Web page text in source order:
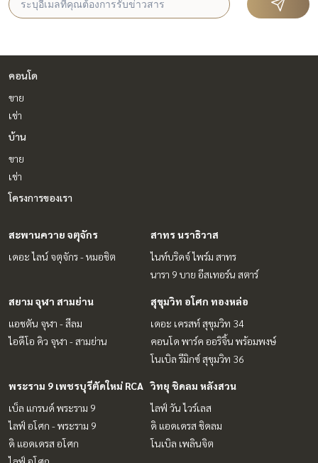
คอนโด
ขาย
เช่า
บ้าน
ขาย
เช่า
โครงการของเรา
สะพานควาย จตุจักร
เดอะ ไลน์ จตุจักร - หมอชิต
สาทร นราธิวาส
ไนท์บริดจ์ ไพร์ม สาทร
นารา 9 บาย อีสเทอร์น สตาร์
สยาม จุฬา สามย่าน
แอชตัน จุฬา - สีลม
ไอดีโอ คิว จุฬา - สามย่าน
สุขุมวิท อโศก ทองหล่อ
เดอะ เครสท์ สุขุมวิท 34
คอนโด พาร์ค ออริจิ้น พร้อมพงษ์
โนเบิล รีมิกซ์ สุขุมวิท 36
พระราม 9 เพชรบุรีตัดใหม่ RCA
เบ็ล แกรนด์ พระราม 9
ไลฟ์ อโศก - พระราม 9
ดิ แอดเดรส อโศก
วิทยุ ชิดลม หลังสวน
ไลฟ์ วัน ไวร์เลส
ดิ แอดเดรส ชิดลม
โนเบิล เพลินจิต